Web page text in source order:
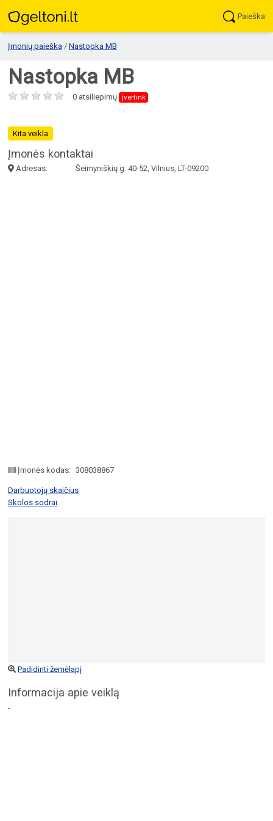
Paieška
Įmonių paieška / Nastopka MB
Nastopka MB
0 atsiliepimų įvertink
Kita veikla
Įmonės kontaktai
Adresas: Šeimyniškių g. 40-52, Vilnius, LT-09200
Įmonės kodas: 308038867
Darbuotojų skaičius
Skolos sodrai
Padidinti žemėlapį
Informacija apie veiklą
-